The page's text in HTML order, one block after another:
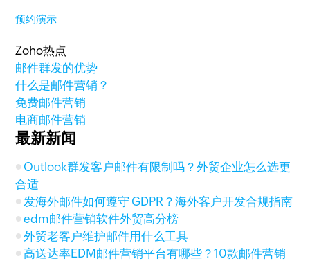
预约演示
Zoho热点
邮件群发的优势
什么是邮件营销？
免费邮件营销
电商邮件营销
最新新闻
Outlook群发客户邮件有限制吗？外贸企业怎么选更
合适
发海外邮件如何遵守 GDPR？海外客户开发合规指南
edm邮件营销软件外贸高分榜
外贸老客户维护邮件用什么工具
高送达率EDM邮件营销平台有哪些？10款邮件营销